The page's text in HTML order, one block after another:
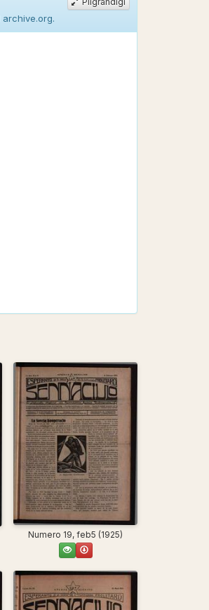
Numero 19, feb5 (1925)